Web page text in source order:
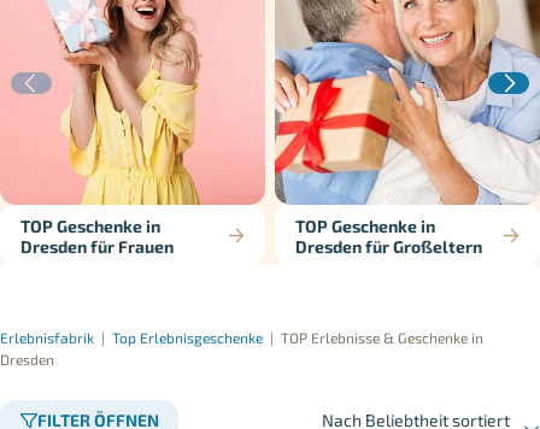
TOP Geschenke in
Dresden für Frauen
TOP Geschenke in
Dresden für Großeltern
Erlebnisfabrik | Top Erlebnisgeschenke | TOP Erlebnisse & Geschenke in
Dresden
FILTER ÖFFNEN Nach Beliebtheit sortiert